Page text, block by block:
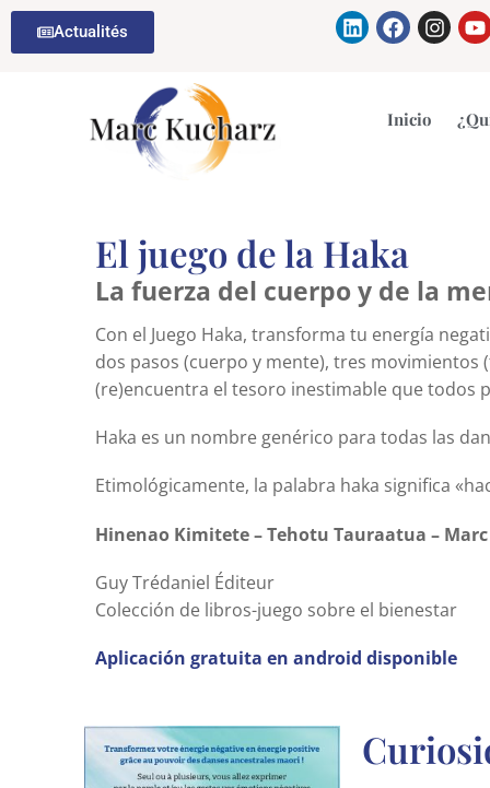
Actualités LinkedinFacebook
Inicio
El juego de la Haka
La fuerza del cuerpo y de la
Con el Juego Haka, transforma tu energía
dos pasos (cuerpo y mente), tres movimientos
(re)encuentra el tesoro inestimable que todos
Haka es un nombre genérico para todas las
Etimológicamente, la palabra haka significa
Hinenao Kimitete – Tehotu Tauraatua –
Guy Trédaniel Éditeur
Colección de libros-juego sobre el bienestar
Aplicación gratuita en android disponible